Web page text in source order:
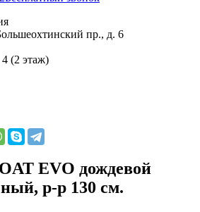
пр., д. 6
(2 этаж)
EVO дождевой
р-р 130 см.